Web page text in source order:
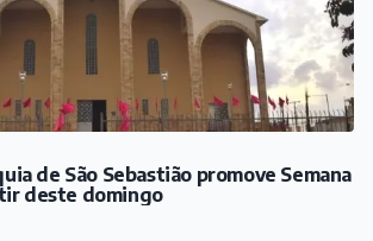
terá programação da Biblioteca